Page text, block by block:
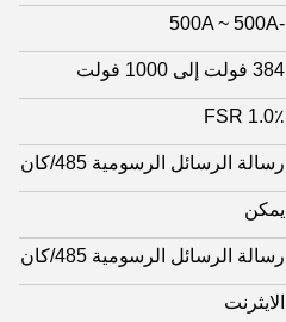
-500A ~ 500A
384 فولت إلى 1000 فولت
1.0٪ FSR
رسالة الرسائل الرسومية 485/كان
يمكن
رسالة الرسائل الرسومية 485/كان
الايثرنت